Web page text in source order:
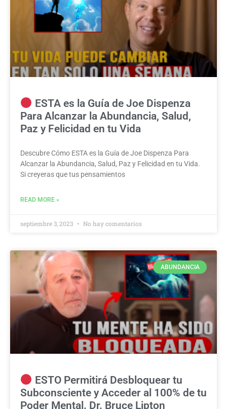
ESTA es la Guía de Joe Dispenza
Para Alcanzar la Abundancia, Salud,
Paz y Felicidad en tu Vida
Descubre Cómo ESTA es la Guía de Joe Dispenza Para
Alcanzar la Abundancia, Salud, Paz y Felicidad en tu Vida.
Si creyeras que tus pensamientos
READ MORE »
septiembre 3, 2023 No hay comentarios
ABUNDANCIA
ESTO Permitirá Desbloquear tu
Subconsciente y Acceder al 100% de tu
Poder Mental. Dr. Bruce Lipton